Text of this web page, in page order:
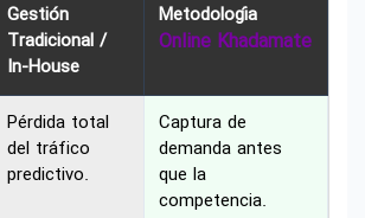
Gestión
Tradicional /
In-House
Metodología
Online Khadamate
Pérdida total
del tráfico
predictivo.
Captura de
demanda antes
que la
competencia.